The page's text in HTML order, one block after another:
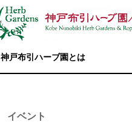
神戸布引ハーブ園とは
イベント